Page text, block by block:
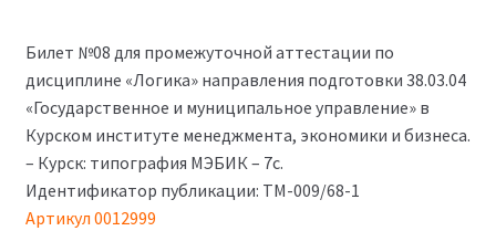
составляла
750₽.
320₽.
Билет №08 для промежуточной аттестации по
дисциплине «Логика» направления подготовки 38.03.04
«Государственное и муниципальное управление» в
Курском институте менеджмента, экономики и бизнеса.
– Курск: типография МЭБИК – 7с.
Идентификатор публикации: ТМ-009/68-1
Артикул0012999